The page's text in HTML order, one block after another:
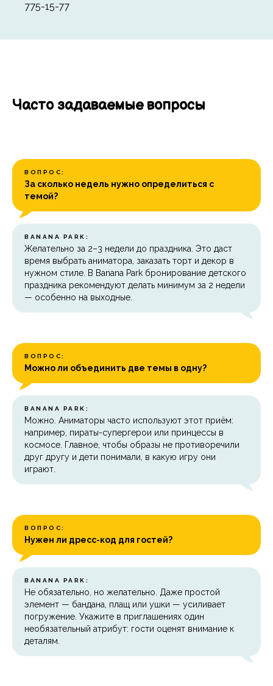
775-15-77
Часто задаваемые вопросы
ВОПРОС:
За сколько недель нужно определиться с
темой?
BANANA PARK:
Желательно за 2–3 недели до праздника. Это даст
время выбрать аниматора, заказать торт и декор в
нужном стиле. В Banana Park бронирование детского
праздника рекомендуют делать минимум за 2 недели
— особенно на выходные.
ВОПРОС:
Можно ли объединить две темы в одну?
BANANA PARK:
Можно. Аниматоры часто используют этот приём:
например, пираты-супергерои или принцессы в
космосе. Главное, чтобы образы не противоречили
друг другу и дети понимали, в какую игру они
играют.
ВОПРОС:
Нужен ли дресс-код для гостей?
BANANA PARK:
Не обязательно, но желательно. Даже простой
элемент — бандана, плащ или ушки — усиливает
погружение. Укажите в приглашениях один
необязательный атрибут: гости оценят внимание к
деталям.